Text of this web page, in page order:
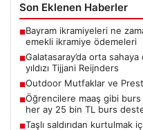
Son Eklenen Haberler
■Bayram ikramiyeleri ne
emekli ikramiye ödemeleri
■Galatasaray’da orta
yıldızı Tijjani Reijnders
■Outdoor Mutfaklar ve
■Öğrencilere maaş gibi
her ay 25 bin TL burs
■Taşlı saldırıdan